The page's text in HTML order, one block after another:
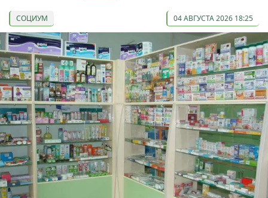
СОЦИУМ 04 АВГУСТА 2026 18:25